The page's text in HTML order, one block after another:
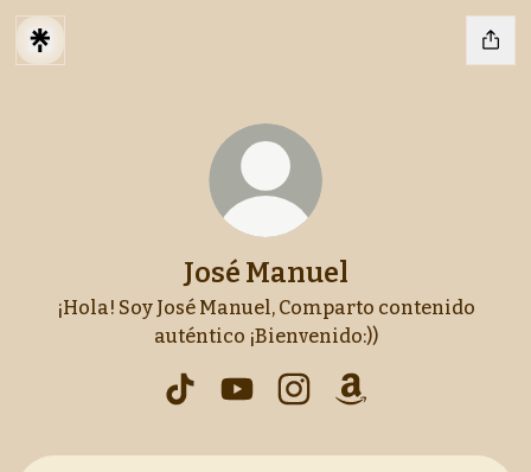
José Manuel
¡Hola! Soy José Manuel, Comparto contenido
auténtico ¡Bienvenido:))